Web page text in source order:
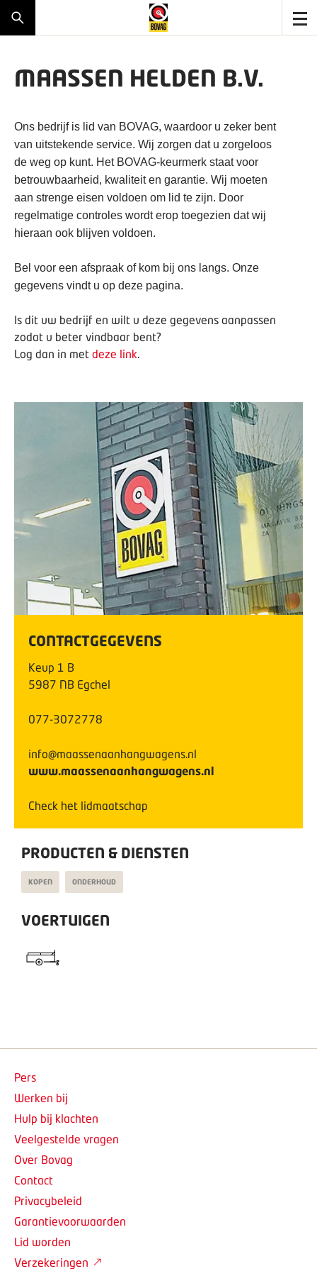
MAASSEN HELDEN B.V.
Ons bedrijf is lid van BOVAG, waardoor u zeker bent
van uitstekende service. Wij zorgen dat u zorgeloos
de weg op kunt. Het BOVAG-keurmerk staat voor
betrouwbaarheid, kwaliteit en garantie. Wij moeten
aan strenge eisen voldoen om lid te zijn. Door
regelmatige controles wordt erop toegezien dat wij
hieraan ook blijven voldoen.
Bel voor een afspraak of kom bij ons langs. Onze
gegevens vindt u op deze pagina.
Is dit uw bedrijf en wilt u deze gegevens aanpassen
zodat u beter vindbaar bent?
Log dan in met deze link.
CONTACTGEGEVENS
Keup 1 B
5987 NB Egchel
077-3072778
info@maassenaanhangwagens.nl
www.maassenaanhangwagens.nl
Check het lidmaatschap
PRODUCTEN & DIENSTEN
KOPEN ONDERHOUD
VOERTUIGEN
Pers
Werken bij
Hulp bij klachten
Veelgestelde vragen
Over Bovag
Contact
Privacybeleid
Garantievoorwaarden
Lid worden
Verzekeringen